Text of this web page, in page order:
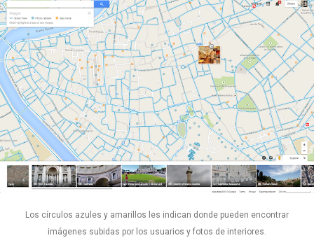
Los círculos azules y amarillos les indican donde pueden encontrar
imágenes subidas por los usuarios y fotos de interiores.